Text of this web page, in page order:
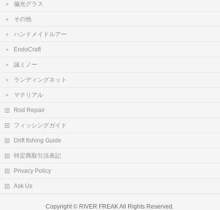
偏光グラス
その他
ハンドメイドルアー
EndoCraft
誠ミノー
ランディングネット
マテリアル
Rod Repair
フィッシングガイド
Drift fishing Guide
特定商取引法表記
Privacy Policy
Ask Us
Copyright © RIVER FREAKAll Rights Reserved.